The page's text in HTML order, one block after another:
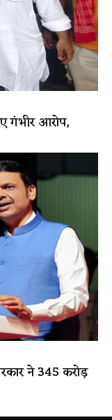
गंभीर आरोप,
ने 345 करोड़